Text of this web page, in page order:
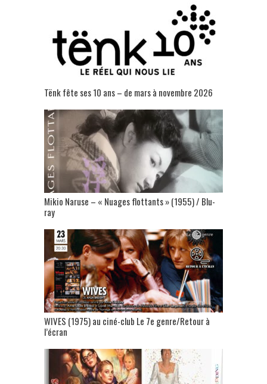
Tënk fête ses 10 ans – de mars à novembre 2026
Mikio Naruse – « Nuages flottants » (1955) / Blu-
ray
WIVES (1975) au ciné-club Le 7e genre/Retour à
l’écran